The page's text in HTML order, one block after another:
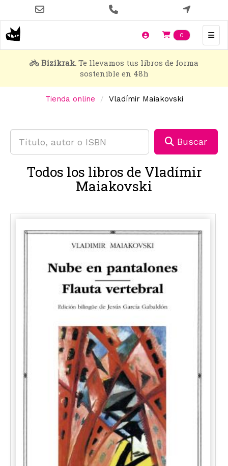
contenido
principal
0 Items en
Bizikrak. Te llevamos tus libros de forma
sostenible en 48h
Tienda online Vladímir Maiakovski
Buscar
Todos los libros de Vladímir
Maiakovski